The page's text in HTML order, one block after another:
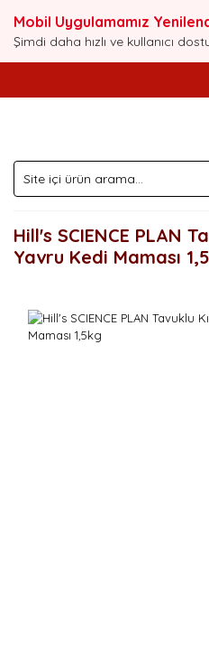
Mobil Uygulamamız
Şimdi daha hızlı ve kullanıcı
Hill's SCIENCE PLAN
Yavru Kedi Maması